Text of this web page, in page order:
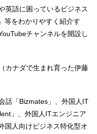
英語に困っているビジネス
等をわかりやすく紹介す
チャンネルを開設し
カナダで生まれ育った伊藤
話「Bizmates」、外国人IT
」、外国人ITエンジニア
国人向けビジネス特化型オ